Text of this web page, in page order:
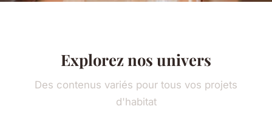
Explorez nos univers
Des contenus variés pour tous vos projets
d'habitat